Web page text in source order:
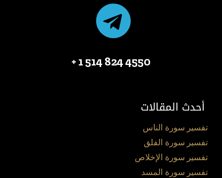
4550 824 514 1 +
أحدث المقالات
تفسير سورة الناس
تفسير سورة الفلق
تفسير سورة الإخلاص
تفسير سورة المسد